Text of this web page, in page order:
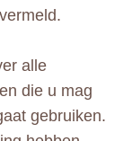
alle
die u mag
gebruiken.